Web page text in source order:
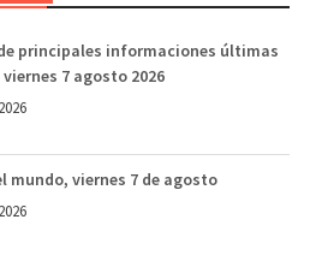
principales informaciones últimas
7 agosto 2026
mundo, viernes 7 de agosto